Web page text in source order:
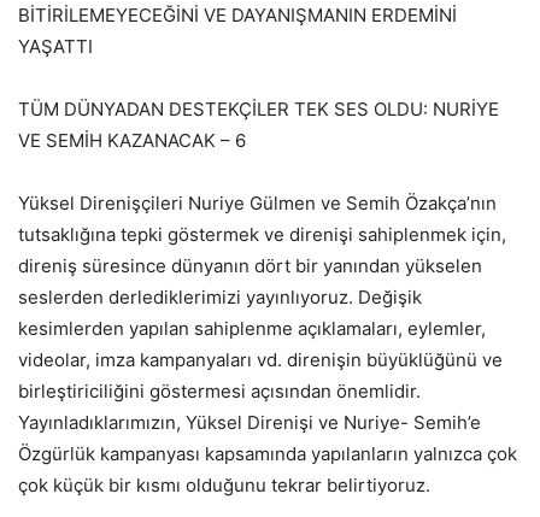
BİTİRİLEMEYECEĞİNİ VE DAYANIŞMANIN ERDEMİNİ
YAŞATTI
TÜM DÜNYADAN DESTEKÇİLER TEK SES OLDU: NURİYE
VE SEMİH KAZANACAK – 6
Yüksel Direnişçileri Nuriye Gülmen ve Semih Özakça’nın
tutsaklığına tepki göstermek ve direnişi sahiplenmek için,
direniş süresince dünyanın dört bir yanından yükselen
seslerden derlediklerimizi yayınlıyoruz. Değişik
kesimlerden yapılan sahiplenme açıklamaları, eylemler,
videolar, imza kampanyaları vd. direnişin büyüklüğünü ve
birleştiriciliğini göstermesi açısından önemlidir.
Yayınladıklarımızın, Yüksel Direnişi ve Nuriye- Semih’e
Özgürlük kampanyası kapsamında yapılanların yalnızca çok
çok küçük bir kısmı olduğunu tekrar belirtiyoruz.